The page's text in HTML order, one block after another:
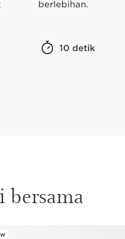
berlebihan.
10 detik
bersama